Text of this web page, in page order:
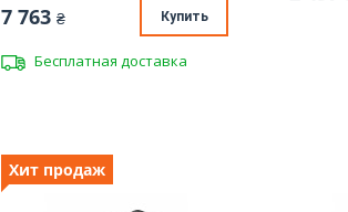
7 763 ₴ Купить
Бесплатная доставка
Хит продаж